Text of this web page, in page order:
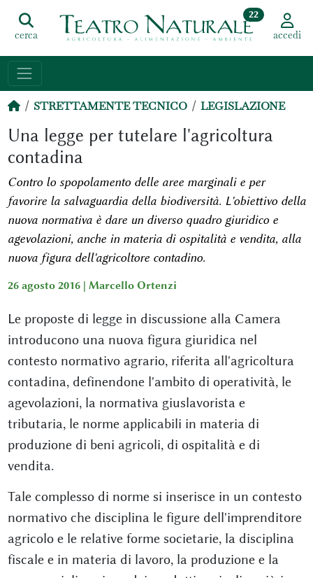
cerca
22
accedi
STRETTAMENTE TECNICO LEGISLAZIONE
Una legge per tutelare l'agricoltura
contadina
Contro lo spopolamento delle aree marginali e per
favorire la salvaguardia della biodiversità. L'obiettivo della
nuova normativa è dare un diverso quadro giuridico e
agevolazioni, anche in materia di ospitalità e vendita, alla
nuova figura dell'agricoltore contadino.
26 agosto 2016 | Marcello Ortenzi
Le proposte di legge in discussione alla Camera
introducono una nuova figura giuridica nel
contesto normativo agrario, riferita all'agricoltura
contadina, definendone l'ambito di operatività, le
agevolazioni, la normativa giuslavorista e
tributaria, le norme applicabili in materia di
produzione di beni agricoli, di ospitalità e di
vendita.
Tale complesso di norme si inserisce in un contesto
normativo che disciplina le figure dell'imprenditore
agricolo e le relative forme societarie, la disciplina
fiscale e in materia di lavoro, la produzione e la